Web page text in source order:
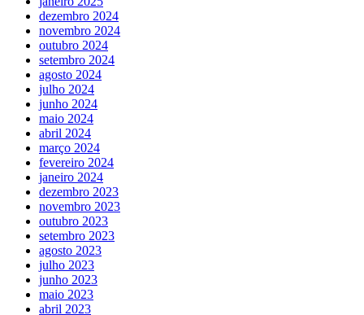
dezembro 2024
novembro 2024
outubro 2024
setembro 2024
agosto 2024
julho 2024
junho 2024
maio 2024
abril 2024
março 2024
fevereiro 2024
janeiro 2024
dezembro 2023
novembro 2023
outubro 2023
setembro 2023
agosto 2023
julho 2023
junho 2023
maio 2023
abril 2023